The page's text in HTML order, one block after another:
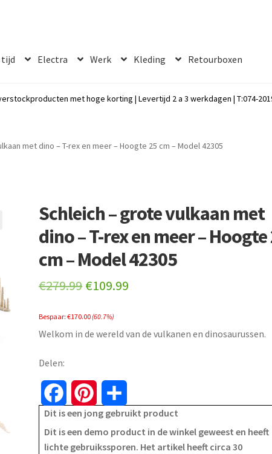
tijd Electra Werk Kleding Retourboxen
met hoge korting | Levertijd 2 a 3 werkdagen | T:074-
met dino – T-rex en meer – Hoogte 25 cm – Model 42305
Schleich – grote vulkaan met
dino – T-rex en meer – Hoogte
cm – Model 42305
€279.99 Original
was:
€109.99
is:
Bespaar:€170.00(60.7%)
Welkom in de wereld van de vulkanen en dinosaurussen.
Delen:
a
c
i
n
h
a
Dit is een jong gebruikt product
Dit is een demo product in de winkel geweest en heeft
lichte gebruikssporen. Het artikel heeft circa 30